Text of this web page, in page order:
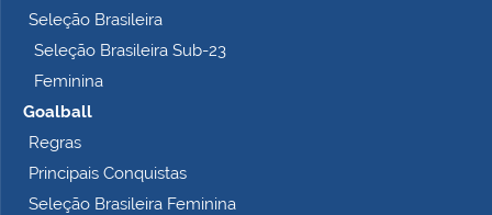
Seleção Brasileira
Seleção Brasileira Sub-23
Feminina
Goalball
Regras
Principais Conquistas
Seleção Brasileira Feminina